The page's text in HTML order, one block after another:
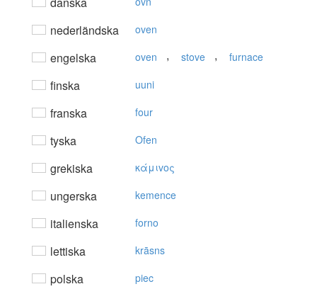
nederländska oven
engelska oven , stove , furnace
finska uuni
franska four
tyska Ofen
grekiska κάμιvoς
ungerska kemence
italienska forno
lettiska krāsns
polska piec